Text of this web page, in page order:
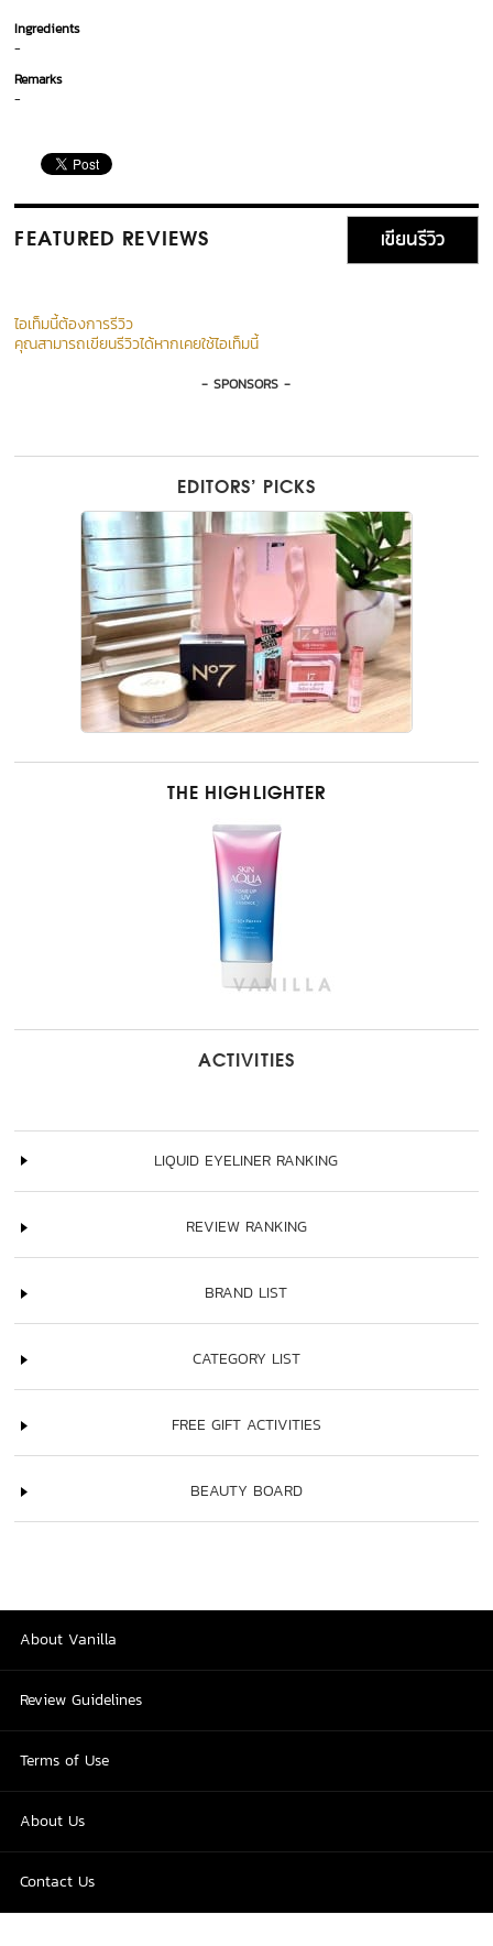
Ingredients
-
Remarks
-
FEATURED REVIEWS เขียนรีวิว
ไอเท็มนี้ต้องการรีวิว
คุณสามารถเขียนรีวิวได้หากเคยใช้ไอเท็มนี้
- SPONSORS -
EDITORS’ PICKS
THE HIGHLIGHTER
ACTIVITIES
LIQUID EYELINER RANKING
REVIEW RANKING
BRAND LIST
CATEGORY LIST
FREE GIFT ACTIVITIES
BEAUTY BOARD
About Vanilla
Review Guidelines
Terms of Use
About Us
Contact Us